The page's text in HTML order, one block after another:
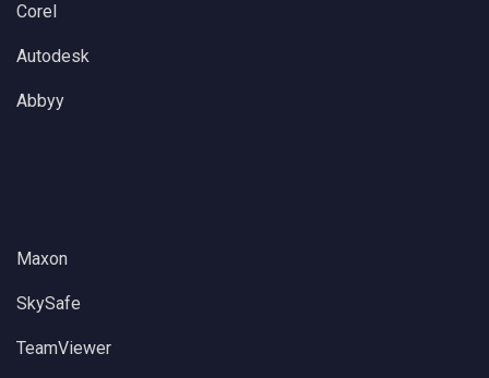
Corel
Autodesk
Abbyy
Maxon
SkySafe
TeamViewer